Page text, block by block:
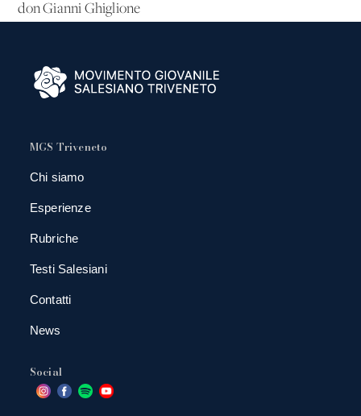
don Gianni Ghiglione
MGS Triveneto
Chi siamo
Esperienze
Rubriche
Testi Salesiani
Contatti
News
Social